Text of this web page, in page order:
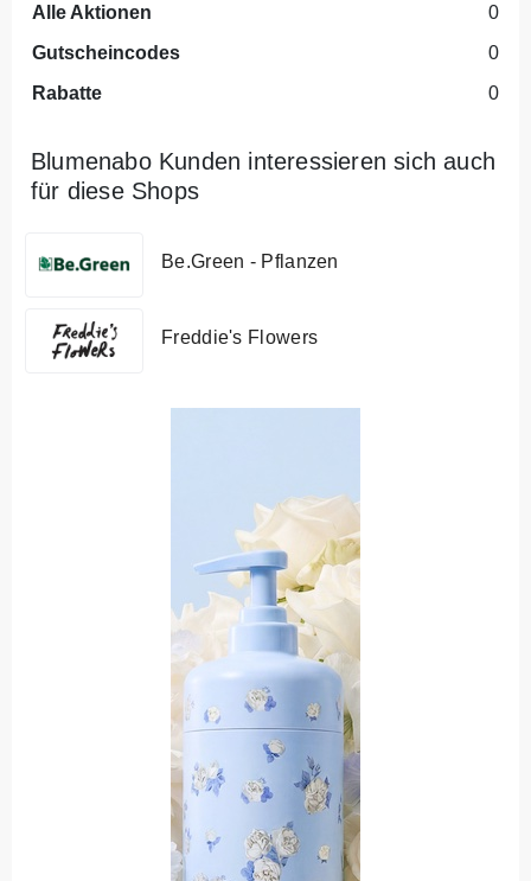
Alle Aktionen
0
Gutscheincodes
0
Rabatte
0
Blumenabo Kunden interessieren sich auch
für diese Shops
Be.Green - Pflanzen
Freddie's Flowers